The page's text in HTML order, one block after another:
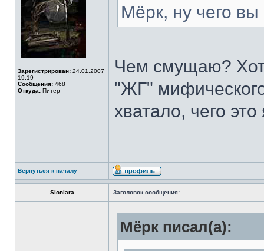
Зарегистрирован: 24.01.2007
19:19
Сообщения: 468
Откуда: Питер
Мёрк, ну чего
Чем смущаю?
"ЖГ"
хватало, чего
Вернуться к началу
Sloniara Заголовок сообщения:
Мёрк писал(а):